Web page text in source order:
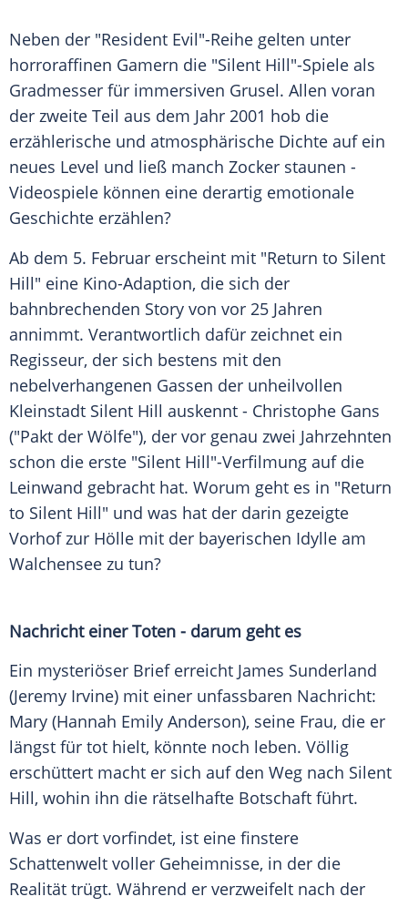
Neben der "Resident Evil"-Reihe gelten unter
horroraffinen Gamern die "Silent Hill"-Spiele als
Gradmesser für immersiven Grusel. Allen voran
der zweite Teil aus dem Jahr 2001 hob die
erzählerische und atmosphärische Dichte auf ein
neues Level und ließ manch Zocker staunen -
Videospiele können eine derartig emotionale
Geschichte erzählen?
Ab dem 5. Februar erscheint mit "Return to Silent
Hill" eine Kino-Adaption, die sich der
bahnbrechenden Story von vor 25 Jahren
annimmt. Verantwortlich dafür zeichnet ein
Regisseur, der sich bestens mit den
nebelverhangenen Gassen der unheilvollen
Kleinstadt Silent Hill auskennt - Christophe Gans
("Pakt der Wölfe"), der vor genau zwei Jahrzehnten
schon die erste "Silent Hill"-Verfilmung auf die
Leinwand gebracht hat. Worum geht es in "Return
to Silent Hill" und was hat der darin gezeigte
Vorhof zur Hölle mit der bayerischen Idylle am
Walchensee zu tun?
Nachricht einer Toten - darum geht es
Ein mysteriöser Brief erreicht James Sunderland
(Jeremy Irvine) mit einer unfassbaren Nachricht:
Mary (Hannah Emily Anderson), seine Frau, die er
längst für tot hielt, könnte noch leben. Völlig
erschüttert macht er sich auf den Weg nach Silent
Hill, wohin ihn die rätselhafte Botschaft führt.
Was er dort vorfindet, ist eine finstere
Schattenwelt voller Geheimnisse, in der die
Realität trügt. Während er verzweifelt nach der